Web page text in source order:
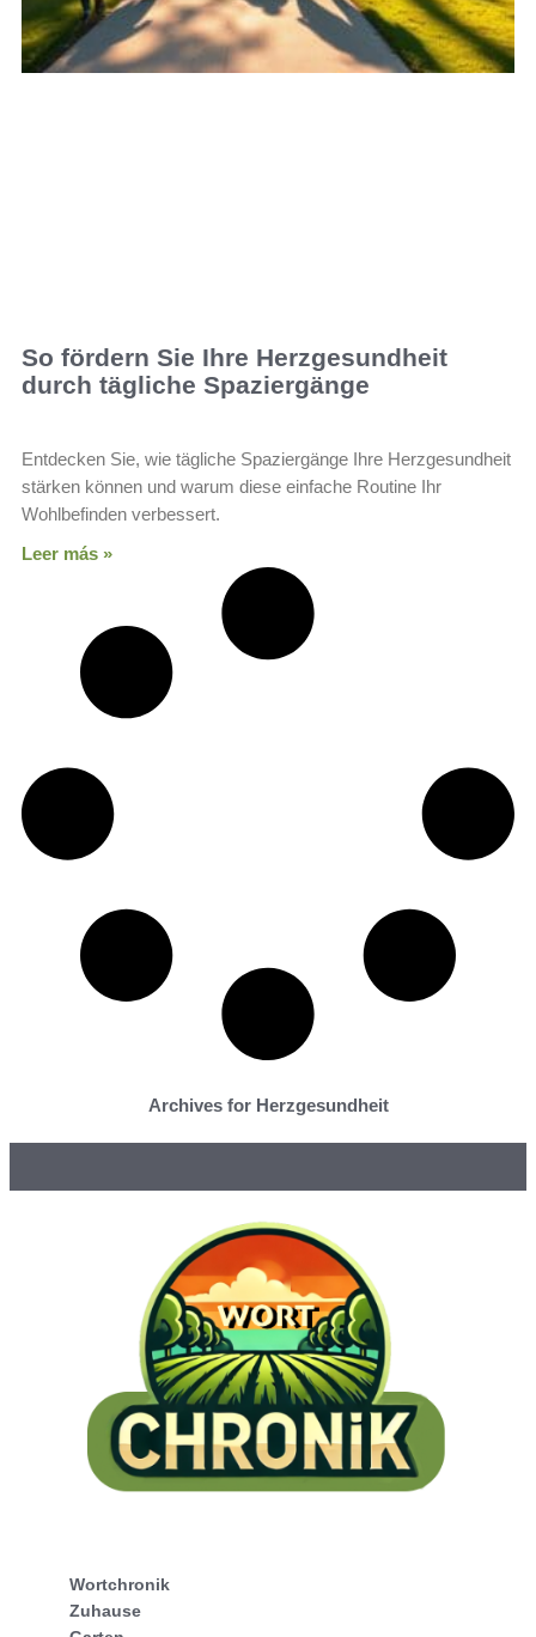
So fördern Sie Ihre Herzgesundheit
durch tägliche Spaziergänge
Entdecken Sie, wie tägliche Spaziergänge Ihre Herzgesundheit
stärken können und warum diese einfache Routine Ihr
Wohlbefinden verbessert.
Leer más »
Archives for Herzgesundheit
Wortchronik
Zuhause